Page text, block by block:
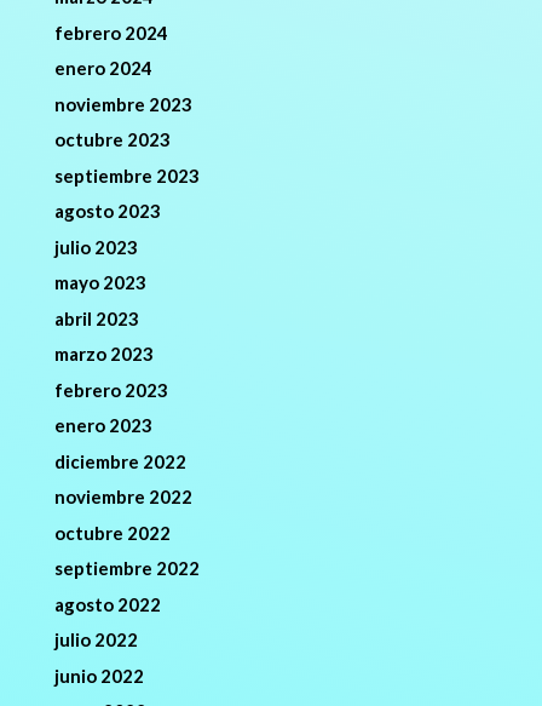
febrero 2024
enero 2024
noviembre 2023
octubre 2023
septiembre 2023
agosto 2023
julio 2023
mayo 2023
abril 2023
marzo 2023
febrero 2023
enero 2023
diciembre 2022
noviembre 2022
octubre 2022
septiembre 2022
agosto 2022
julio 2022
junio 2022